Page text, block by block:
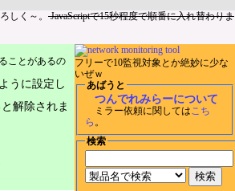
しく～。 JavaScriptで15秒程度で順番に入れ替わりま
フリーで10監視対象とか絶妙に少な
いぜｗ
あばうと
つんでれみらーについて
ミラー依頼に関してはこち
ら 。
検索
ことがあるの
うに設定し
解除されま